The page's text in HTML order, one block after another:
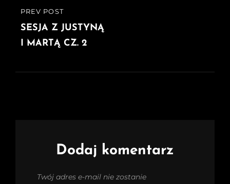
PREVIOUS
POST
PREV POST
SESJA Z JUSTYNĄ
I MARTĄ CZ. 2
Dodaj komentarz
Twój adres e-mail nie zostanie